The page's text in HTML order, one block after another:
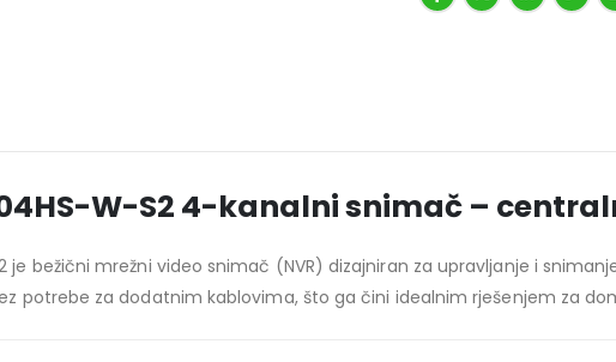
W-S2 4-kanalni snimač –
S2 je bežični mrežni video snimač (NVR) dizajniran za upravljanje i
potrebe za dodatnim kablovima, što ga čini idealnim rješenjem za